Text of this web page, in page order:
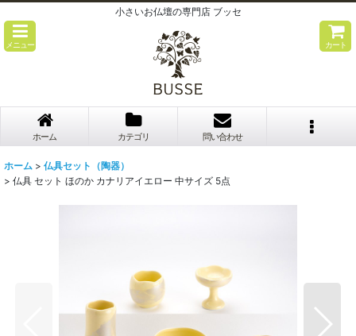
小さいお仏壇の専門店 ブッセ
メニュー カート
ホーム カテゴリ 問い合わせ
ホーム > 仏具セット（陶器）
> 仏具 セット ほのか カナリアイエロー 中サイズ 5点